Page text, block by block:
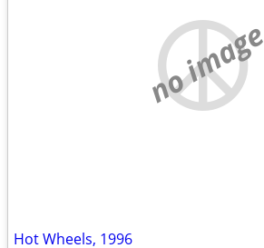
no image
Hot Wheels, 1996